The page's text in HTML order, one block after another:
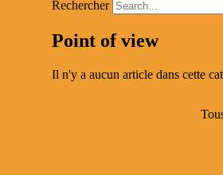
Rechercher
Point of view
Il n'y a aucun article dans cette